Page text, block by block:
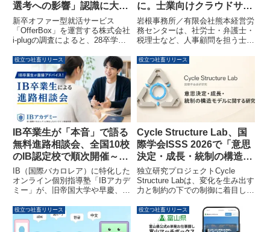
選考への影響」認識に大き
なギャップ
新卒オファー型就活サービス
「OfferBox」を運営する株式会社
i-plugの調査によると、28卒学生
の選考結果が本選考に影響すると
考えている一方で、企業の半数以
上は影響しないと回答しており、
意識のギャップが明らかになりま
した。学生の99.0%が夏期インタ
ーンシップへの参加を希望し、内
定直結への期待も高いことが示さ
れています。
に。士業向けクラウドサー
ビス「PROSTEP」が2026
年5月7日に正式リリースさ
れました
岩根事務所／有限会社熊本経営労
務センターは、社労士・弁護士・
税理士など、人事顧問を担う士業
「PROSTEP（プロステップ）」
を2026年5月7日に正式リリース
しました。中小企業の人事評価制
度や昇給制度の整備を支援し、士
業の顧問価値向上に貢献します。
限定100社向けのリリース記念キ
役立つ社畜リリース
IB卒業生が「本音」で語る
無料進路相談会、全国10校
のIB認定校で順次開催～IB
アカデミーが参加校を募集
～
IB（国際バカロレア）に特化した
オンライン個別指導塾「IBアカデ
ミー」が、旧帝国大学や早慶、海
業生10名による無料進路相談会
を、日本国内のIB認定校10校で
順次開催します。IBスコアの活用
役立つ社畜リリース
Cycle Structure Lab、国
際学会ISSS 2026で「意思
決定・成長・統制の構造モ
デル」に関する研究発表へ
独立研究プロジェクトCycle
Structure Labは、変化を生み出す
力と制約の下での制御に着目した
デル」に関する研究が、国際学会
ISSS 2026に採択されたことを発
表しました。この研究は、表面的
役立つ社畜リリース 役立つ社畜リリース